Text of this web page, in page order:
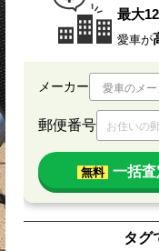
最大
愛車が
メーカー
郵便番号
無料 一括
タグ